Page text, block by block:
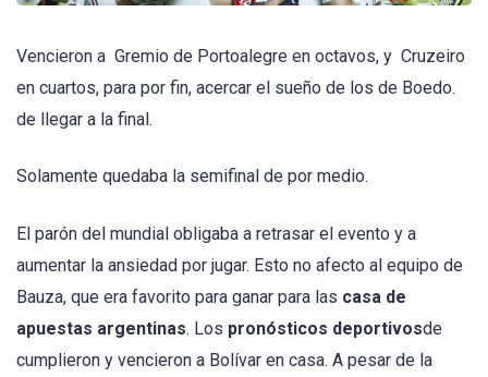
Vencieron a Gremio de Portoalegre en octavos, y Cruzeiro
en cuartos, para por fin, acercar el sueño de los de Boedo.
de llegar a la final.
Solamente quedaba la semifinal de por medio.
El parón del mundial obligaba a retrasar el evento y a
aumentar la ansiedad por jugar. Esto no afecto al equipo de
Bauza, que era favorito para ganar para las casa de
apuestas argentinas. Los pronósticos deportivosde
cumplieron y vencieron a Bolívar en casa. A pesar de la